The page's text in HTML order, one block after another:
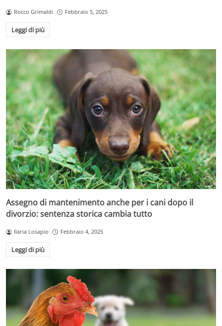
Rocco Grimaldi Febbraio 5, 2025
Leggi di più
Assegno di mantenimento anche per i cani dopo il
divorzio: sentenza storica cambia tutto
Ilaria Losapio Febbraio 4, 2025
Leggi di più